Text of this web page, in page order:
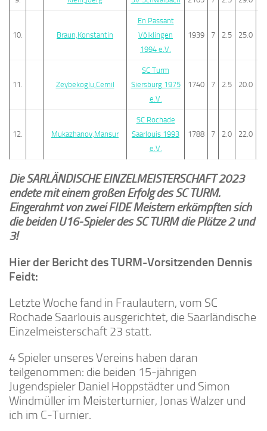
10. Braun,Konstantin
En Passant
Völklingen
1994 e.V.
1939 7 2.5 25.0
11. Zeybekoglu,Cemil
SC Turm
Siersburg 1975
e.V.
1740 7 2.5 20.0
12. Mukazhanov,Mansur
SC Rochade
Saarlouis 1993
e.V.
1788 7 2.0 22.0
Die SARLÄNDISCHE EINZELMEISTERSCHAFT 2023
endete mit einem großen Erfolg des SC TURM.
Eingerahmt von zwei FIDE Meistern erkämpften sich
die beiden U16-Spieler des SC TURM die Plätze 2 und
3!
Hier der Bericht des TURM-Vorsitzenden Dennis
Feidt:
Letzte Woche fand in Fraulautern, vom SC
Rochade Saarlouis ausgerichtet, die Saarländische
Einzelmeisterschaft 23 statt.
4 Spieler unseres Vereins haben daran
teilgenommen: die beiden 15-jährigen
Jugendspieler Daniel Hoppstädter und Simon
Windmüller im Meisterturnier, Jonas Walzer und
ich im C-Turnier.